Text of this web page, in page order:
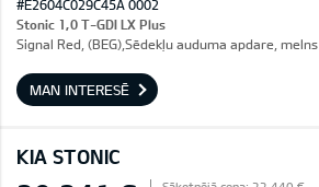
#E2604C029C45A 0002
Stonic 1,0 T-GDI LX Plus
Signal Red, (BEG),Sēdekļu auduma apdare, melns
MAN INTERESĒ
KIA STONIC